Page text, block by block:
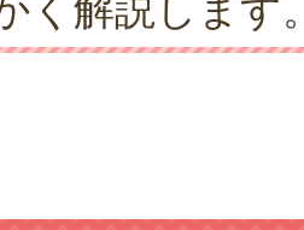
く解説します。